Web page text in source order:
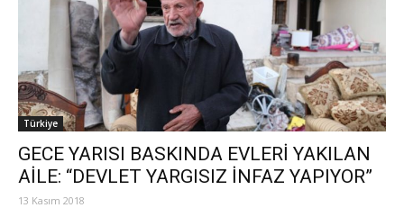
Türkiye
GECE YARISI BASKINDA EVLERİ YAKILAN
AİLE: “DEVLET YARGISIZ İNFAZ YAPIYOR”
13 Kasım 2018